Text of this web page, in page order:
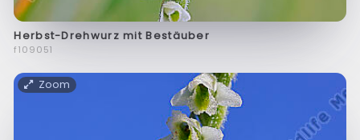
Herbst-Drehwurz mit Bestäuber
f109051
Zoom